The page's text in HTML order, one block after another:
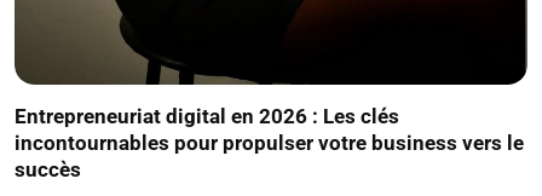
Entrepreneuriat digital en 2026 : Les clés
incontournables pour propulser votre business vers le
succès